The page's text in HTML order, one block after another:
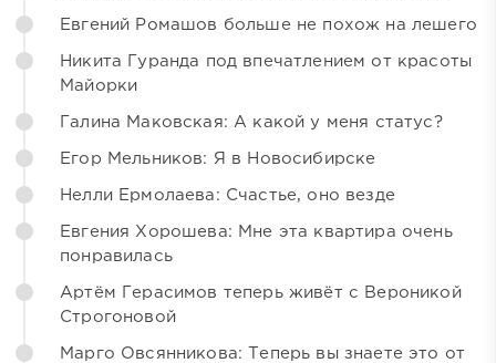
Евгений Ромашов больше не похож на лешего
Никита Гуранда под впечатлением от красоты
Майорки
Галина Маковская: А какой у меня статус?
Егор Мельников: Я в Новосибирске
Нелли Ермолаева: Счастье, оно везде
Евгения Хорошева: Мне эта квартира очень
понравилась
Артём Герасимов теперь живёт с Вероникой
Строгоновой
Марго Овсянникова: Теперь вы знаете это от